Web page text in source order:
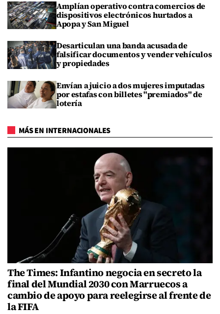
Amplían operativo contra comercios de
dispositivos electrónicos hurtados a
Apopa y San Miguel
Desarticulan una banda acusada de
falsificar documentos y vender vehículos
y propiedades
Envían a juicio a dos mujeres imputadas
por estafas con billetes "premiados" de
lotería
MÁS EN INTERNACIONALES
The Times: Infantino negocia en secreto la
final del Mundial 2030 con Marruecos a
cambio de apoyo para reelegirse al frente de
la FIFA